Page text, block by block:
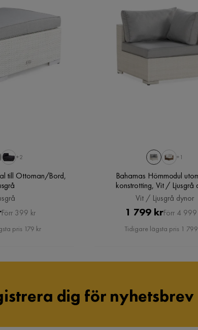
+2
till Ottoman/Bord,
Pris
Original
Pris
Förr 399 kr
pris 179 kr
+1
Bahamas Hörnmodul
konstrotting, Vit / Ljusgrå
Vit / Ljusgrå dynor
Pris
1 799 krOriginal
Pris
Förr 4 999
Tidigare lägsta pris 1
dig för nyhetsbrev